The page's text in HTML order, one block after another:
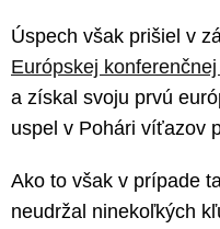
Úspech však prišiel v
Európskej
a získal svoju prvú
uspel v Pohári víťazov
Ako to však v prípade
neudržal ninekoľkých